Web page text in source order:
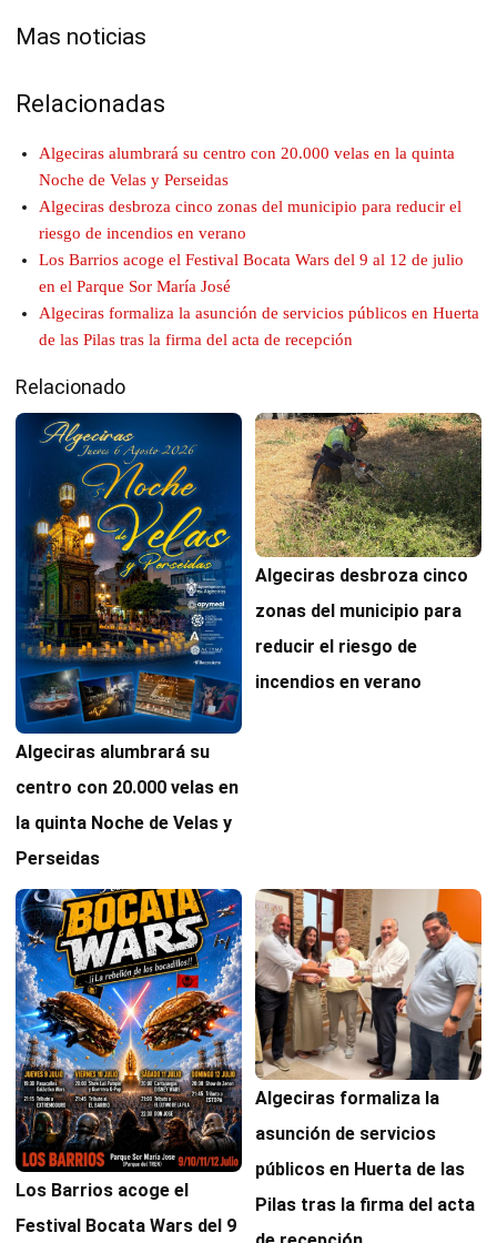
Mas noticias
Relacionadas
Algeciras alumbrará su centro con 20.000 velas en la quinta
Noche de Velas y Perseidas
Algeciras desbroza cinco zonas del municipio para reducir el
riesgo de incendios en verano
Los Barrios acoge el Festival Bocata Wars del 9 al 12 de julio
en el Parque Sor María José
Algeciras formaliza la asunción de servicios públicos en Huerta
de las Pilas tras la firma del acta de recepción
Relacionado
Algeciras alumbrará su
centro con 20.000 velas en
la quinta Noche de Velas y
Perseidas
Algeciras desbroza cinco
zonas del municipio para
reducir el riesgo de
incendios en verano
Los Barrios acoge el
Festival Bocata Wars del 9
Algeciras formaliza la
asunción de servicios
públicos en Huerta de las
Pilas tras la firma del acta